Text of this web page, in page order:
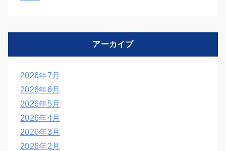
アーカイブ
2026年7月
2026年6月
2026年5月
2026年4月
2026年3月
2026年2月